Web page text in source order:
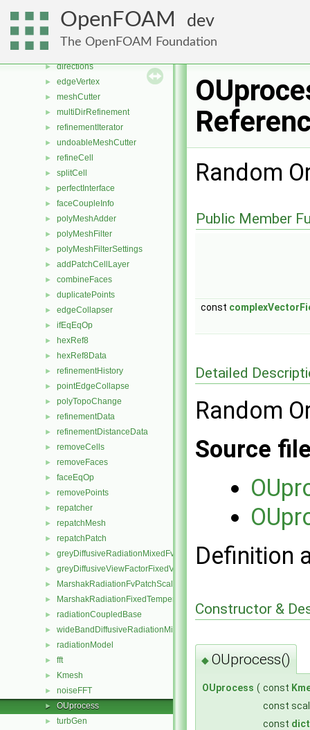
OpenFOAM dev
The OpenFOAM Foundation
► geomCellLooper
► hexCellLooper
►
► directions
► edgeVertex
► meshCutter
► multiDirRefinement
► refinementIterator
► undoableMeshCutter
► refineCell
► splitCell
► perfectInterface
► faceCoupleInfo
► polyMeshAdder
► polyMeshFilter
► polyMeshFilterSettings
► addPatchCellLayer
► combineFaces
► duplicatePoints
► edgeCollapser
► ifEqEqOp
► hexRef8
► hexRef8Data
► refinementHistory
► pointEdgeCollapse
► polyTopoChange
► refinementData
► refinementDistanceData
► removeCells
► removeFaces
► faceEqOp
► removePoints
► repatcher
► repatchMesh
► repatchPatch
► greyDiffusiveRadiationMixedFvPatchScalarField
► greyDiffusiveViewFactorFixedValueFvPatchScalarField
► MarshakRadiationFvPatchScalarField
► MarshakRadiationFixedTemperatureFvPatchScalarField
► radiationCoupledBase
► wideBandDiffusiveRadiationMixedFvPatchScalarField
► radiationModel
► fft
► Kmesh
► noiseFFT
► OUprocess
► turbGen
Random
Public Member
const
Detailed
Random
Source
Definition
Constructor &
◆ OUprocess()
OUprocess ( const
const
const